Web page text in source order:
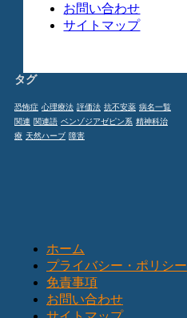
お問い合わせ
サイトマップ
タグ
恐怖症 心理療法 評価法 抗不安薬 病名一覧
関連 関連語 ベンゾジアゼピン系 精神科治
療 天然ハーブ 障害
ホーム
プライバシー・ポリシー
免責事項
お問い合わせ